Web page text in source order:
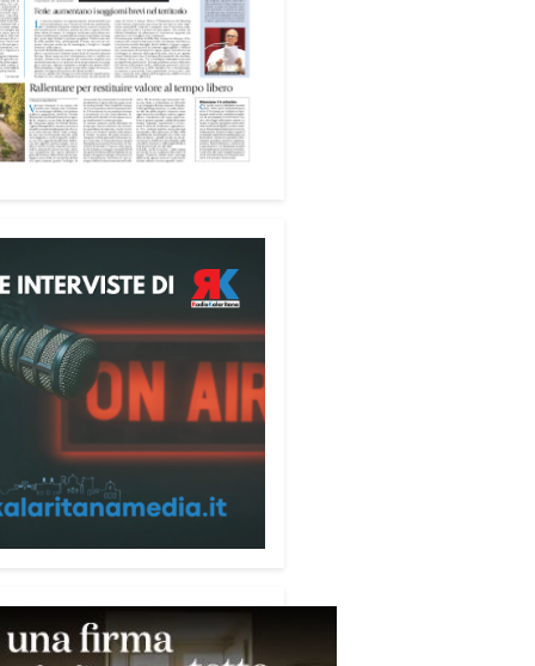
alle telefonate
pubblicazione di servizio
alla prevenzione delle
ai danni degli anziani e delle
più fragili. Si tratta del
contro le truffe,
più vulnerabili. «L’idea di
il Vademecum – ha detto